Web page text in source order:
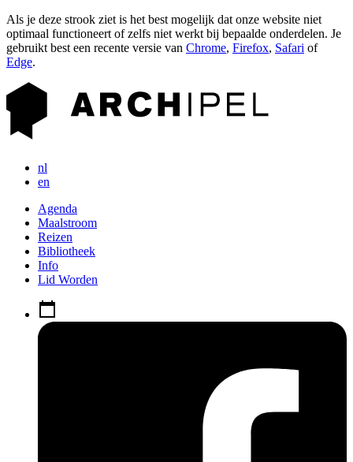
Als je deze strook ziet is het best mogelijk dat onze website niet
optimaal functioneert of zelfs niet werkt bij bepaalde onderdelen. Je
gebruikt best een recente versie van Chrome, Firefox, Safari of
Edge.
nl
en
Agenda
Maalstroom
Reizen
Bibliotheek
Info
Lid Worden